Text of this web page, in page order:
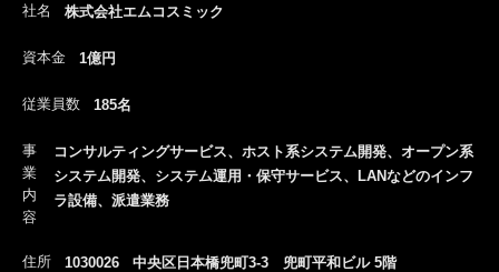
社名 株式会社エムコスミック
資本金 1億円
従業員数 185名
事
業
内
容
コンサルティングサービス、ホスト系システム開発、オープン系
システム開発、システム運用・保守サービス、LANなどのインフ
ラ設備、派遣業務
住所 1030026 中央区日本橋兜町3-3 兜町平和ビル 5階